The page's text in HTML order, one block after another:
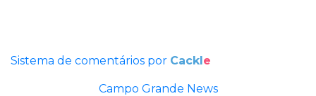
Sistema de comentários por Cackle
Campo Grande News